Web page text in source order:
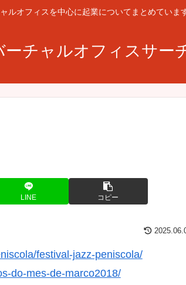
ルオフィスを中心に起業についてまとめています
ーチャルオフィスサー
LINE コピー
festival-jazz-peniscola/
do-mes-de-marco2018/